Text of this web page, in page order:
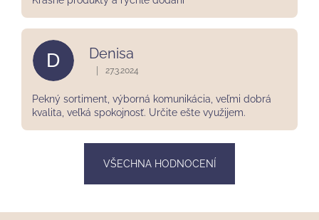
D Denisa
Hodnocení obchodu je 5 z 5 hvězdiček.
27.3.2024
Pekný sortiment, výborná komunikácia, veľmi dobrá
kvalita, veľká spokojnosť. Určite ešte využijem.
VŠECHNA HODNOCENÍ